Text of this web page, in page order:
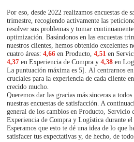
Por eso, desde 2022 realizamos encuestas de
trimestre, recogiendo activamente las
resolver sus problemas y tomar
optimización. Basándonos en las encuestas
nuestros clientes, hemos obtenido excelentes
cuatro áreas:4,66 en Producto,4,51 en
4,37 en Experiencia de Compra y4,38 en
La puntuación máxima es 5]. Al centrarnos en
cruciales para la experiencia de cada cliente
crecido mucho.
Queremos dar las gracias más sinceras a
nuestras encuestas de satisfacción. A
general de los cambios en Producto, Servicio
Experiencia de Compra y Logística durante
Esperamos que esto te dé una idea de lo que
satisfacer tus expectativas y, de hecho, de